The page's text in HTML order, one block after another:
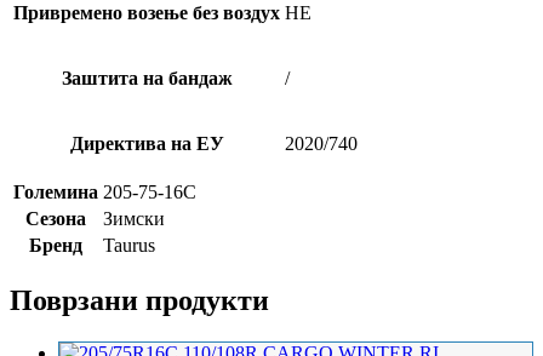
Привремено возење без воздух НЕ
Заштита на бандаж /
Директива на ЕУ 2020/740
Големина 205-75-16C
Сезона
Зимски
Бренд
Taurus
Поврзани продукти